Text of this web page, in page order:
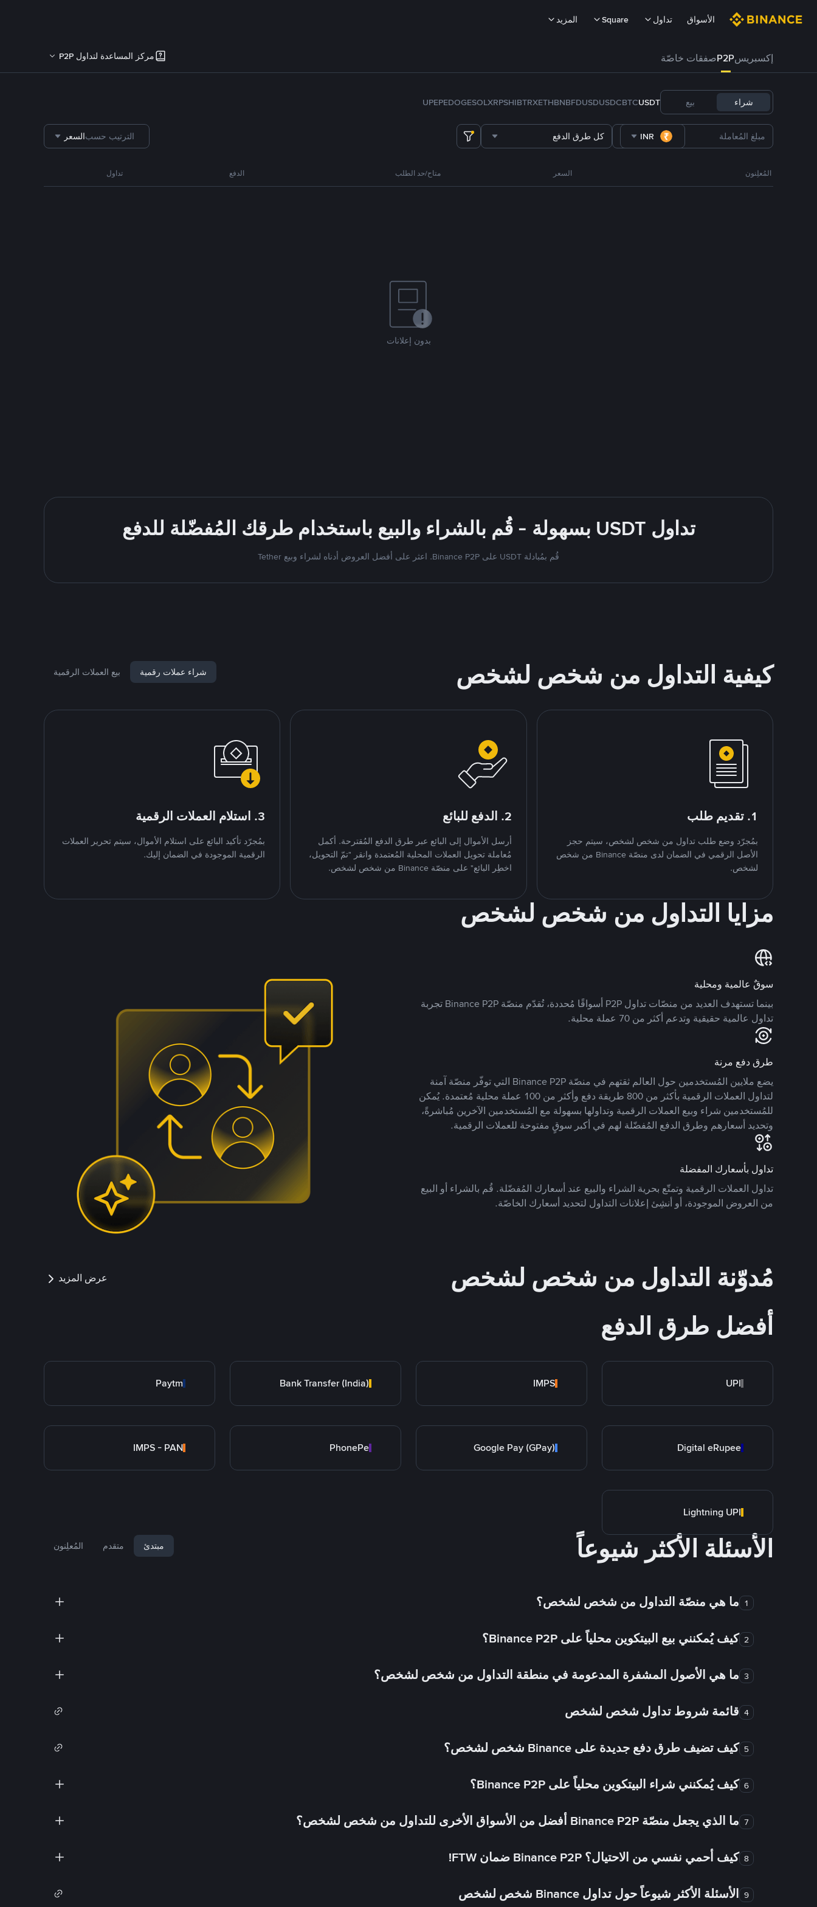
الأسواق تداول Square المزيد
إكسبريسP2Pصفقات خاصّة مركز المساعدة لتداول P2P
شراء بيع USDT
BTC
USDC
FDUSD
BNB
ETH
TRX
SHIB
XRP
SOL
DOGE
PEPE
U
INR كل طرق الدفع الترتيب حسبالسعر
المُعلِنون السعر متاح/حد الطلب الدفع تداول
بدون إعلانات
تداول USDT بسهولة - قُم بالشراء والبيع باستخدام طرقك المُفضّلة للدفع
قُم بمُبادلة USDT على Binance P2P. اعثر على أفضل العروض أدناه لشراء وبيع Tether
كيفية التداول من شخص لشخص شراء عملات رقمية بيع العملات الرقمية
1. تقديم طلب
بمُجرّد وضع طلب تداول من شخص لشخص، سيتم حجز
الأصل الرقمي في الضمان لدى منصّة Binance من شخص
لشخص.
2. الدفع للبائع
أرسل الأموال إلى البائع عبر طرق الدفع المُقترحة. أكمل
مُعاملة تحويل العملات المحلية المُعتمدة وانقر "تمّ التحويل،
اخطِر البائع" على منصّة Binance من شخص لشخص.
3. استلام العملات الرقمية
بمُجرّد تأكيد البائع على استلام الأموال، سيتم تحرير العملات
الرقمية الموجودة في الضمان إليك.
مزايا التداول من شخص لشخص
سوقٌ عالمية ومحلية
بينما تستهدف العديد من منصّات تداول P2P أسواقًا مُحددة، تُقدّم منصّة Binance P2P تجربة
تداول عالمية حقيقية وتدعم أكثر من 70 عملة محلية.
طرق دفع مرنة
يضع ملايين المُستخدمين حول العالم ثقتهم في منصّة Binance P2P التي توفّر منصّة آمنة
لتداول العملات الرقمية بأكثر من 800 طريقة دفع وأكثر من 100 عملة محلية مُعتمدة. يُمكن
للمُستخدمين شراء وبيع العملات الرقمية وتداولها بسهولة مع المُستخدمين الآخرين مُباشرةً،
وتحديد أسعارهم وطرق الدفع المُفضّلة لهم في أكبر سوقٍ مفتوحة للعملات الرقمية.
تداول بأسعارك المفضلة
تداول العملات الرقمية وتمتّع بحرية الشراء والبيع عند أسعارك المُفضّلة. قُم بالشراء أو البيع
من العروض الموجودة، أو أنشِئ إعلانات التداول لتحديد أسعارك الخاصّة.
مُدوّنة التداول من شخص لشخص عرض المزيد
أفضل طرق الدفع
UPI
IMPS
Bank Transfer (India)
Paytm
Digital eRupee
Google Pay (GPay)
PhonePe
IMPS - PAN
Lightning UPI
الأسئلة الأكثر شيوعاً مبتدئ متقدم المُعلِنون
1 ما هي منصّة التداول من شخص لشخص؟
2 كيف يُمكنني بيع البيتكوين محلياً على Binance P2P؟
3 ما هي الأصول المشفرة المدعومة في منطقة التداول من شخص لشخص؟
4 قائمة شروط تداول شخص لشخص
5 كيف تضيف طرق دفع جديدة على Binance شخص لشخص؟
6 كيف يُمكنني شراء البيتكوين محلياً على Binance P2P؟
7 ما الذي يجعل منصّة Binance P2P أفضل من الأسواق الأخرى للتداول من شخص لشخص؟
8 كيف أحمي نفسي من الاحتيال؟ Binance P2P ضمان FTW!
9 الأسئلة الأكثر شيوعاً حول تداول Binance شخص لشخص